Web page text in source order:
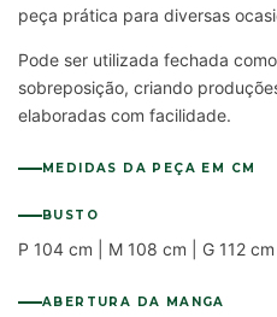
peça prática para diversas
Pode ser utilizada fechada
sobreposição, criando
elaboradas com facilidade.
MEDIDAS DA PEÇA EM CM
BUSTO
P 104 cm | M 108 cm | G 112
ABERTURA DA MANGA